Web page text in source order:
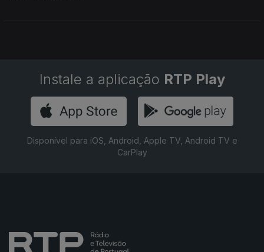
Instale a aplicação RTP Play
Disponível para iOS, Android, Apple TV, Android TV e
CarPlay